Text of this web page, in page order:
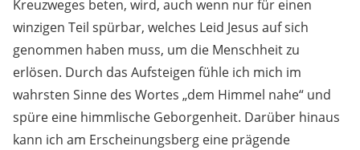
Kreuzweges beten, wird, auch wenn nur für einen
winzigen Teil spürbar, welches Leid Jesus auf sich
genommen haben muss, um die Menschheit zu
erlösen. Durch das Aufsteigen fühle ich mich im
wahrsten Sinne des Wortes „dem Himmel nahe“ und
spüre eine himmlische Geborgenheit. Darüber hinaus
kann ich am Erscheinungsberg eine prägende